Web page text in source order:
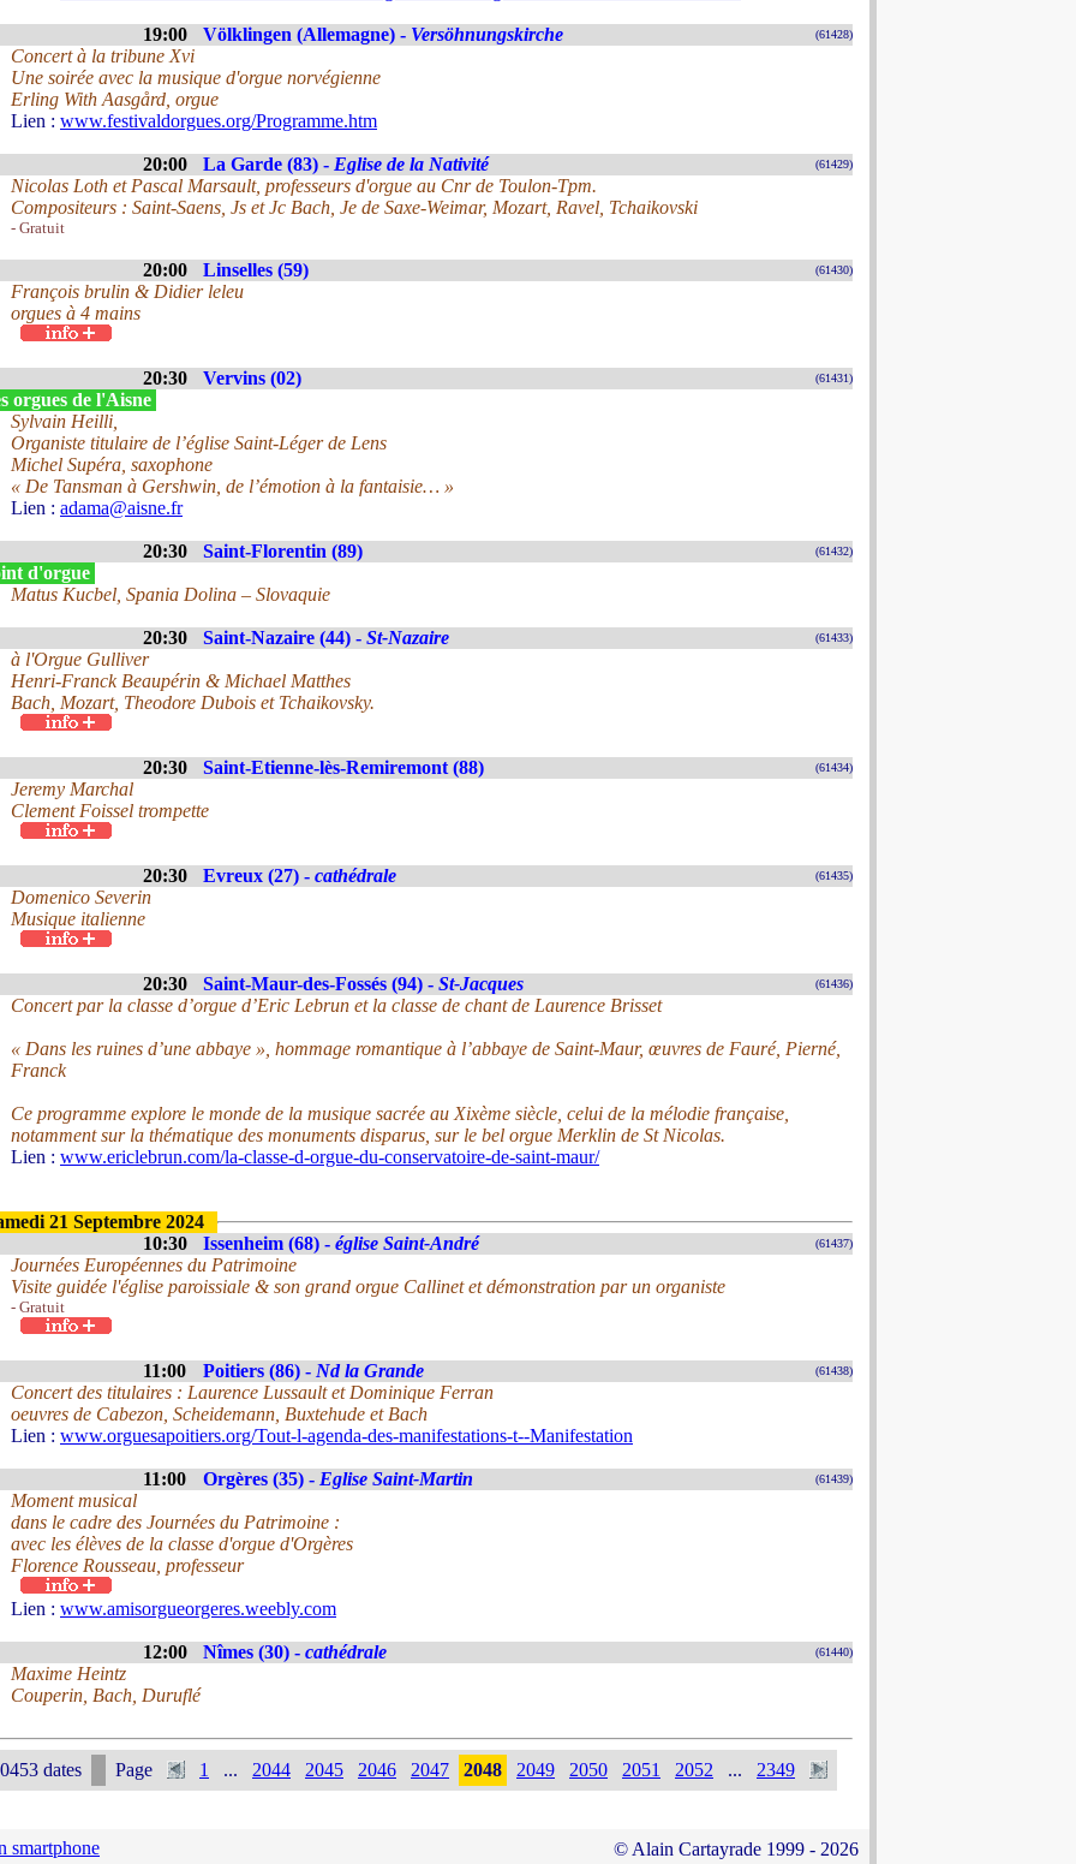
19:00 Völklingen (Allemagne) - Versöhnungskirche (61428)
Concert à la tribune Xvi
Une soirée avec la musique d'orgue norvégienne
Erling With Aasgård, orgue
Lien : www.festivaldorgues.org/Programme.htm
20:00 La Garde (83) - Eglise de la Nativité (61429)
Nicolas Loth et Pascal Marsault, professeurs d'orgue au Cnr de Toulon-Tpm.
Compositeurs : Saint-Saens, Js et Jc Bach, Je de Saxe-Weimar, Mozart, Ravel, Tchaikovski
- Gratuit
20:00 Linselles (59) (61430)
François brulin & Didier leleu
orgues à 4 mains
20:30 Vervins (02) (61431)
orgues de l'Aisne
Sylvain Heilli,
Organiste titulaire de l’église Saint-Léger de Lens
Michel Supéra, saxophone
« De Tansman à Gershwin, de l’émotion à la fantaisie… »
Lien : adama@aisne.fr
20:30 Saint-Florentin (89) (61432)
d'orgue
Matus Kucbel, Spania Dolina – Slovaquie
20:30 Saint-Nazaire (44) - St-Nazaire (61433)
à l'Orgue Gulliver
Henri-Franck Beaupérin & Michael Matthes
Bach, Mozart, Theodore Dubois et Tchaikovsky.
20:30 Saint-Etienne-lès-Remiremont (88) (61434)
Jeremy Marchal
Clement Foissel trompette
20:30 Evreux (27) - cathédrale (61435)
Domenico Severin
Musique italienne
20:30 Saint-Maur-des-Fossés (94) - St-Jacques (61436)
Concert par la classe d’orgue d’Eric Lebrun et la classe de chant de Laurence Brisset
« Dans les ruines d’une abbaye », hommage romantique à l’abbaye de Saint-Maur, œuvres de Fauré, Pierné,
Franck
Ce programme explore le monde de la musique sacrée au Xixème siècle, celui de la mélodie française,
notamment sur la thématique des monuments disparus, sur le bel orgue Merklin de St Nicolas.
Lien : www.ericlebrun.com/la-classe-d-orgue-du-conservatoire-de-saint-maur/
21 Septembre 2024
10:30
Issenheim (68) - église Saint-André (61437)
Journées Européennes du Patrimoine
Visite guidée l'église paroissiale & son grand orgue Callinet et démonstration par un organiste
- Gratuit
11:00 Poitiers (86) - Nd la Grande (61438)
Concert des titulaires : Laurence Lussault et Dominique Ferran
oeuvres de Cabezon, Scheidemann, Buxtehude et Bach
Lien : www.orguesapoitiers.org/Tout-l-agenda-des-manifestations-t--Manifestation
11:00 Orgères (35) - Eglise Saint-Martin (61439)
Moment musical
dans le cadre des Journées du Patrimoine :
avec les élèves de la classe d'orgue d'Orgères
Florence Rousseau, professeur
Lien : www.amisorgueorgeres.weebly.com
12:00 Nîmes (30) - cathédrale (61440)
Maxime Heintz
Couperin, Bach, Duruflé
dates Page 1 ... 2044 2045 2046 2047 2048 2049 2050 2051 2052 ... 2349
smartphone © Alain Cartayrade 1999 - 2026